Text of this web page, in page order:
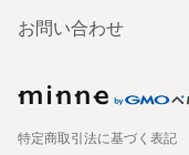
お問い合わせ
特定商取引法に基づく表記